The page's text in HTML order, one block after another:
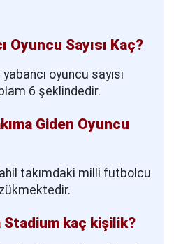
Oyuncu Sayısı Kaç?
oyuncu sayısı
6 şeklindedir.
Giden Oyuncu
takımdaki milli futbolcu
Stadium kaç kişilik?